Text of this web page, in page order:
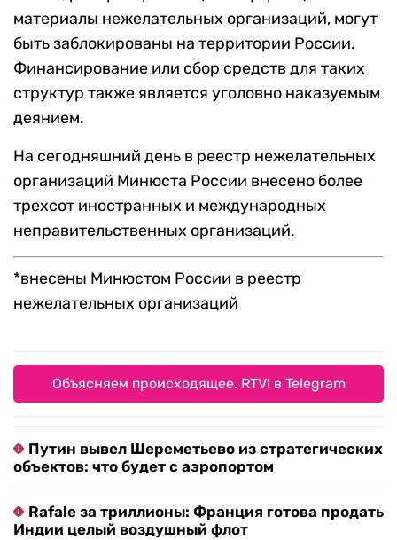
материалы нежелательных организаций, могут
быть заблокированы на территории России.
Финансирование или сбор средств для таких
структур также является уголовно наказуемым
деянием.
На сегодняшний день в реестр нежелательных
организаций Минюста России внесено более
трехсот иностранных и международных
неправительственных организаций.
*внесены Минюстом России в реестр
нежелательных организаций
Объясняем происходящее. RTVI в Telegram
Путин вывел Шереметьево из стратегических
объектов: что будет с аэропортом
Rafale за триллионы: Франция готова продать
Индии целый воздушный флот